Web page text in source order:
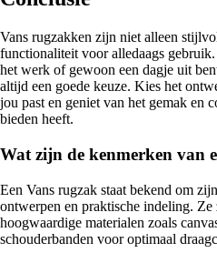
Vans rugzakken zijn niet alleen
functionaliteit voor alledaags
het werk of gewoon een dagje uit
altijd een goede keuze. Kies het
jou past en geniet van het gemak en
bieden heeft.
Wat zijn de kenmerken van
Een Vans rugzak staat bekend om
ontwerpen en praktische indeling.
hoogwaardige materialen zoals
schouderbanden voor optimaal